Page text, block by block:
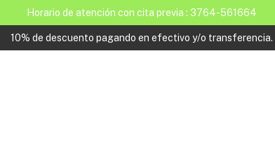
Horario de atención con cita previa : 3764-561664
10% de descuento pagando en efectivo y/o transferencia.